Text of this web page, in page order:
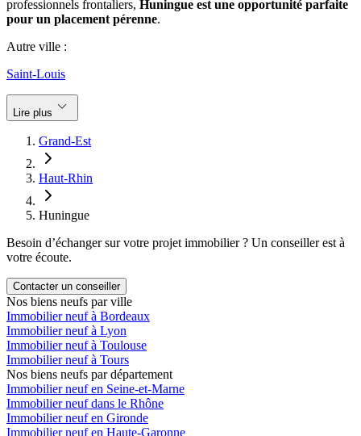
professionnels frontaliers, Huningue est une opportunité parfaite
pour un placement pérenne.
Autre ville :
Saint-Louis
Lire plus keyboard_arrow_down
Grand-Est
Haut-Rhin
Huningue
Besoin d’échanger sur votre projet immobilier ? Un conseiller est à
votre écoute.
Contacter un conseiller
Nos biens neufs par ville
Immobilier neuf à Bordeaux
Immobilier neuf à Lyon
Immobilier neuf à Toulouse
Immobilier neuf à Tours
Nos biens neufs par département
Immobilier neuf en Seine-et-Marne
Immobilier neuf dans le Rhône
Immobilier neuf en Gironde
Immobilier neuf en Haute-Garonne